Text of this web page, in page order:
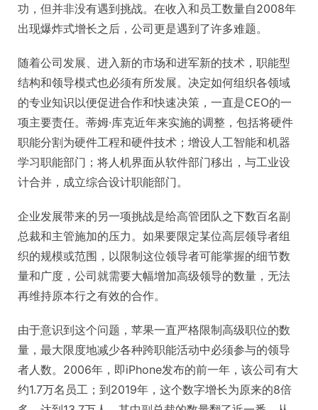
功，但并非没有遇到挑战。在收入和员工数量自2008年
出现爆炸式增长之后，公司更是遇到了许多难题。
随着公司发展、进入新的市场和进军新的技术，职能型
结构和领导模式也必须有所发展。决定如何组织各领域
的专业知识以便促进合作和快速决策，一直是CEO的一
项主要责任。蒂姆·库克近年来实施的调整，包括将硬件
职能分割为硬件工程和硬件技术；增设人工智能和机器
学习职能部门；将人机界面从软件部门移出，与工业设
计合并，成立综合设计职能部门。
企业发展带来的另一项挑战是给高管团队之下数百名副
总裁和主管施加的压力。如果要限定某位高层领导者组
织的规模或范围，以限制这位领导者可能掌握的细节数
量和广度，公司就需要大幅增加高级领导的数量，无法
再维持原本行之有效的合作。
由于意识到这个问题，苹果一直严格限制高级职位的数
量，最大限度地减少各种跨职能活动中必须参与的领导
者人数。2006年，即iPhone发布的前一年，该公司有大
约1.7万名员工；到2019年，这个数字增长为原来的8倍